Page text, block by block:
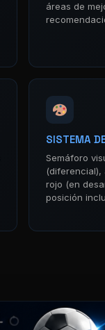
áreas de
SISTEMA
Semáforo
(diferencial),
rojo (en
posición